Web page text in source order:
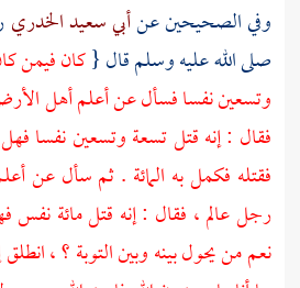
وفي الصحيحين عنأبي سعيد الخدري
صلى الله عليه وسلم قال {كان فيمن
وتسعين نفسا فسأل عن أعلم أهل
فقال : إنه قتل تسعة وتسعين نفسا
فقتله فكمل به المائة . ثم سأل عن
رجل عالم ، فقال : إنه قتل مائة نفس
نعم من يحول بينه وبين التوبة ؟ ،